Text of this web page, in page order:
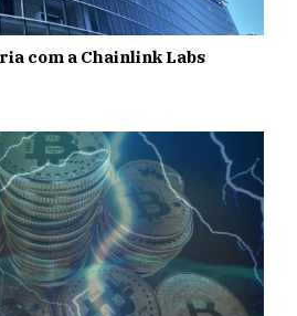
com a Chainlink Labs